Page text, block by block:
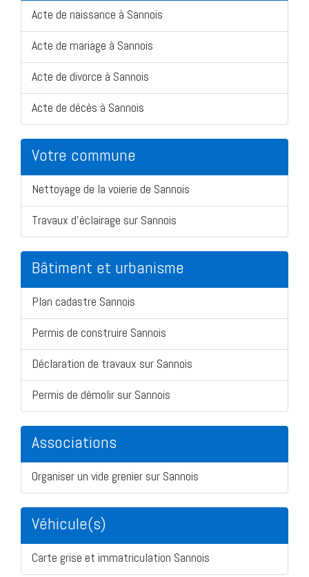
Acte de naissance à Sannois
Acte de mariage à Sannois
Acte de divorce à Sannois
Acte de décès à Sannois
Votre commune
Nettoyage de la voierie de Sannois
Travaux d'éclairage sur Sannois
Bâtiment et urbanisme
Plan cadastre Sannois
Permis de construire Sannois
Déclaration de travaux sur Sannois
Permis de démolir sur Sannois
Associations
Organiser un vide grenier sur Sannois
Véhicule(s)
Carte grise et immatriculation Sannois